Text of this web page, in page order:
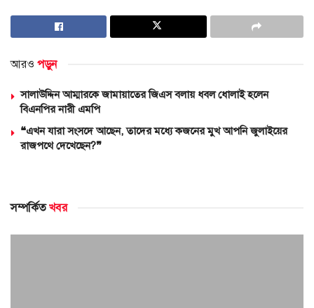
আরও পড়ুন
সালাউদ্দিন আম্মারকে জামায়াতের জিএস বলায় ধবল ধোলাই হলেন
বিএনপির নারী এমপি
❝এখন যারা সংসদে আছেন, তাদের মধ্যে কজনের মুখ আপনি জুলাইয়ের
রাজপথে দেখেছেন?❞
সম্পর্কিতখবর